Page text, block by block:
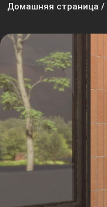
Домашняя страница /